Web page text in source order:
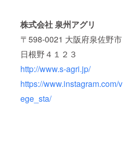
株式会社 泉州アグリ
〒598-0021 大阪府泉佐野市
日根野４１２３
http://www.s-agri.jp/
https://www.instagram.com/v
ege_sta/